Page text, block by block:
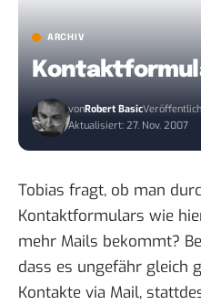
ARCHIV
vonRobert Basic
Aktualisiert: 27. Nov. 2007
Tobias fragt, ob man
Kontaktformulars wie
mehr Mails bekommt?
dass es ungefähr gleich
Kontakte via Mail,